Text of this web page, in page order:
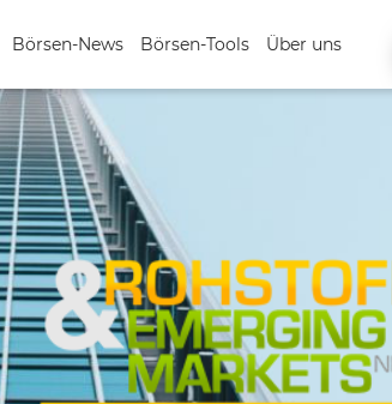
Börsen-News Börsen-Tools Über uns